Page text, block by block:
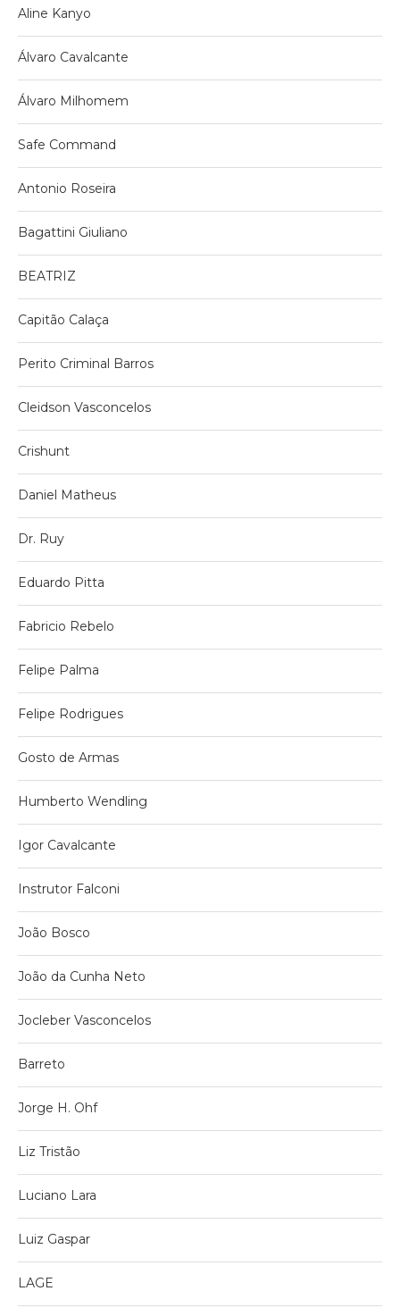
Aline Kanyo
Álvaro Cavalcante
Álvaro Milhomem
Safe Command
Antonio Roseira
Bagattini Giuliano
BEATRIZ
Capitão Calaça
Perito Criminal Barros
Cleidson Vasconcelos
Crishunt
Daniel Matheus
Dr. Ruy
Eduardo Pitta
Fabricio Rebelo
Felipe Palma
Felipe Rodrigues
Gosto de Armas
Humberto Wendling
Igor Cavalcante
Instrutor Falconi
João Bosco
João da Cunha Neto
Jocleber Vasconcelos
Barreto
Jorge H. Ohf
Liz Tristão
Luciano Lara
Luiz Gaspar
LAGE